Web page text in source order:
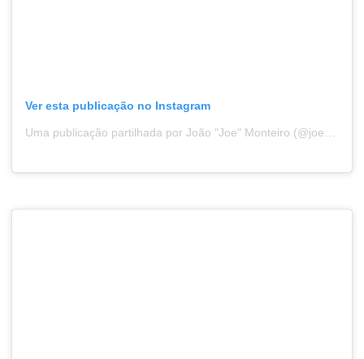
Ver esta publicação no Instagram